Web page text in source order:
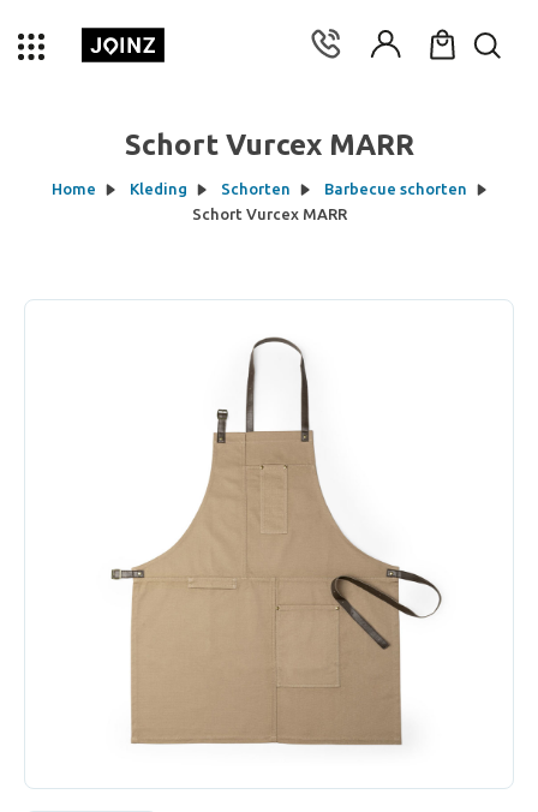
Schort Vurcex MARR
Home Kleding Schorten
Barbecue schorten
Schort Vurcex MARR